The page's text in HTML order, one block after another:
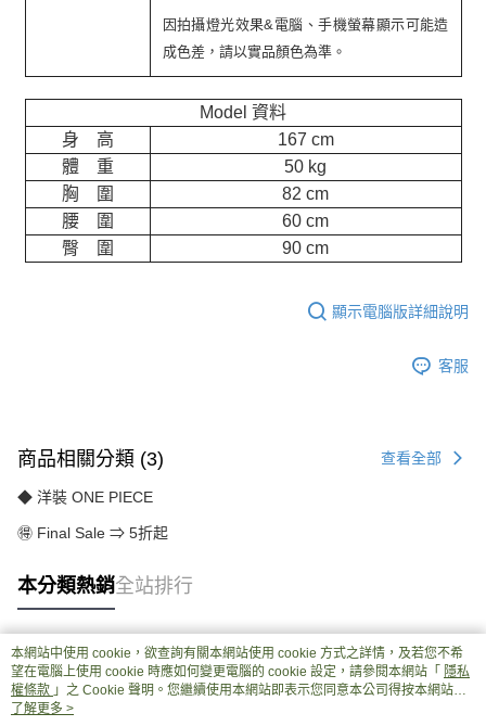
因拍攝燈光效果&電腦、手機螢幕顯示可能造
成色差，請以實品顏色為準。
Model 資料
身 高
167 cm
體 重
50 kg
胸 圍
82 cm
腰 圍
60 cm
臀 圍
90 cm
顯示電腦版詳細說明
客服
商品相關分類 (3) 查看全部
◆ 洋裝 ONE PIECE
🉐 Final Sale ⇒ 5折起
本分類熱銷全站排行
熱門標籤
本網站中使用 cookie，欲查詢有關本網站使用 cookie 方式之詳情，及若您不希
望在電腦上使用 cookie 時應如何變更電腦的 cookie 設定，請參閱本網站「 隱私
權條款 」之 Cookie 聲明。您繼續使用本網站即表示您同意本公司得按本網站使
用條款之 Cookie 聲明使用 cookie。
了解更多 >